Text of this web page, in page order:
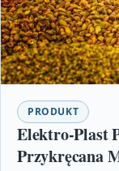
PRODUKT
Elektro-Plast
Przykręcana